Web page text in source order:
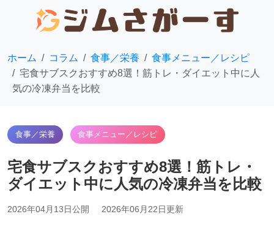
ホーム コラム 食事／栄養
食事メニュー／レシピ
宅食サブスクおすすめ8選！筋トレ・ダイエット中に人
気の冷凍弁当を比較
食事／栄養 食事メニュー／レシピ
宅食サブスクおすすめ8選！筋トレ・
ダイエット中に人気の冷凍弁当を比較
2026年04月13日公開 2026年06月22日更新